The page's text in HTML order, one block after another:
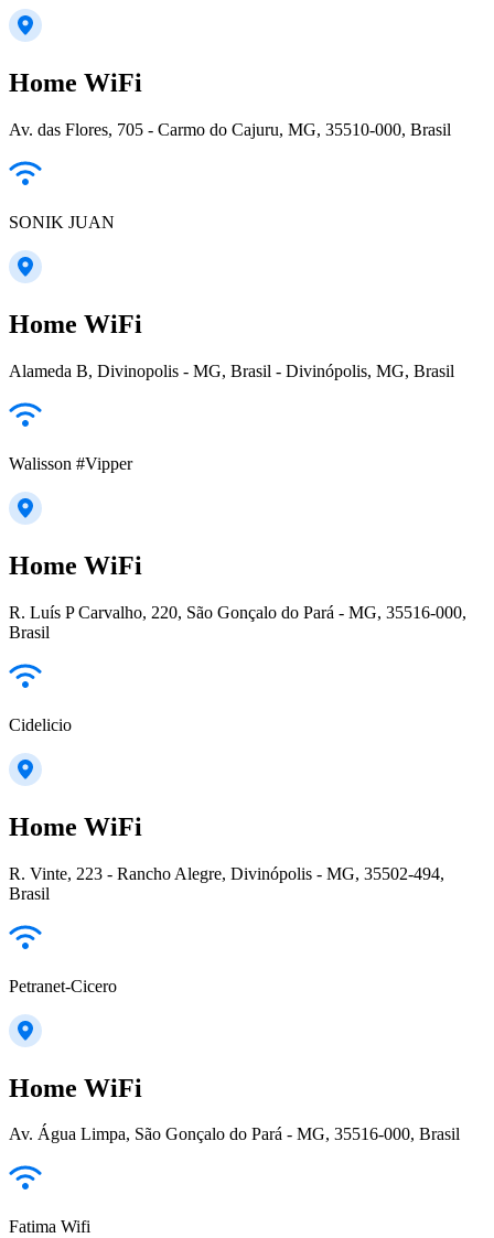
Home WiFi
Av. das Flores, 705 - Carmo do Cajuru, MG, 35510-000, Brasil
SONIK JUAN
Home WiFi
Alameda B, Divinopolis - MG, Brasil - Divinópolis, MG, Brasil
Walisson #Vipper
Home WiFi
R. Luís P Carvalho, 220, São Gonçalo do Pará - MG, 35516-000,
Brasil
Cidelicio
Home WiFi
R. Vinte, 223 - Rancho Alegre, Divinópolis - MG, 35502-494,
Brasil
Petranet-Cicero
Home WiFi
Av. Água Limpa, São Gonçalo do Pará - MG, 35516-000, Brasil
Fatima Wifi